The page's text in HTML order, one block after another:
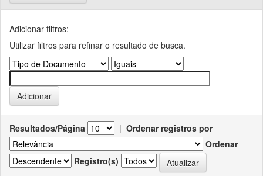
Adicionar filtros:
Utilizar filtros para refinar o resultado de busca.
Resultados/Página | Ordenar registros por
Ordenar
Registro(s)